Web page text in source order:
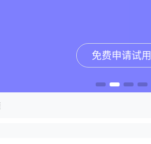
免费申请试用
免费申请试用
免费申请试用
免费申请试用